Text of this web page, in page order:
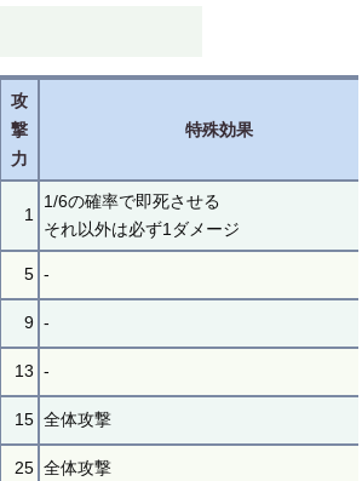
攻
撃
力
特殊効果
1
1/6の確率で即死させる
それ以外は必ず1ダメージ
5 -
9 -
13 -
15 全体攻撃
25 全体攻撃